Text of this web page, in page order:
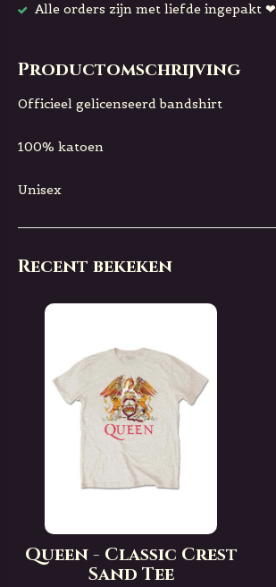
Alle orders zijn met liefde ingepakt ❤
Productomschrijving
Officieel gelicenseerd bandshirt
100% katoen
Unisex
Recent bekeken
Queen - Classic Crest
Sand Tee